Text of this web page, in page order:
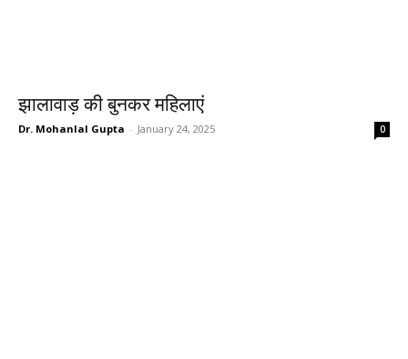
झालावाड़ की बुनकर महिलाएं
Dr. Mohanlal Gupta - January 24, 2025 0